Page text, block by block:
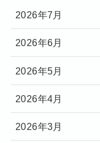
2026年7月
2026年6月
2026年5月
2026年4月
2026年3月